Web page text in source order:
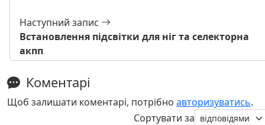
Наступний запис
Встановлення підсвітки для ніг та селекторна
акпп
Коментарі
Щоб залишати коментарі, потрібно авторизуватись.
Сортувати за